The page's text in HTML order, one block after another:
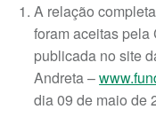
A relação
foram aceitas pela
publicada no site
Andreta –
dia 09 de maio de